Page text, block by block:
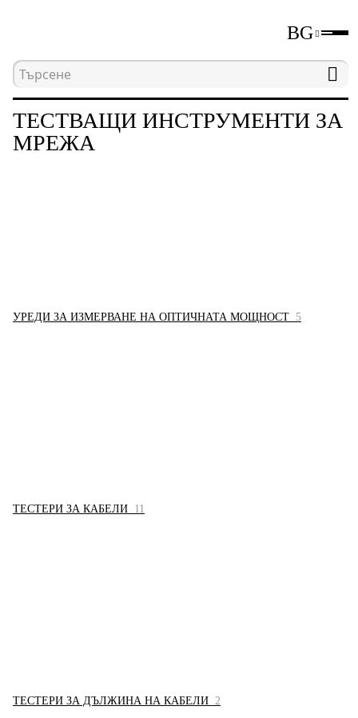
BG
Начална страница Тестващи
ТЕСТВАЩИ ИНСТРУМЕНТИ ЗА
МРЕЖА
УРЕДИ ЗА ИЗМЕРВАНЕ НА ОПТИЧНАТА МОЩНОСТ 5
ТЕСТЕРИ ЗА КАБЕЛИ 11
ТЕСТЕРИ ЗА ДЪЛЖИНА НА КАБЕЛИ 2